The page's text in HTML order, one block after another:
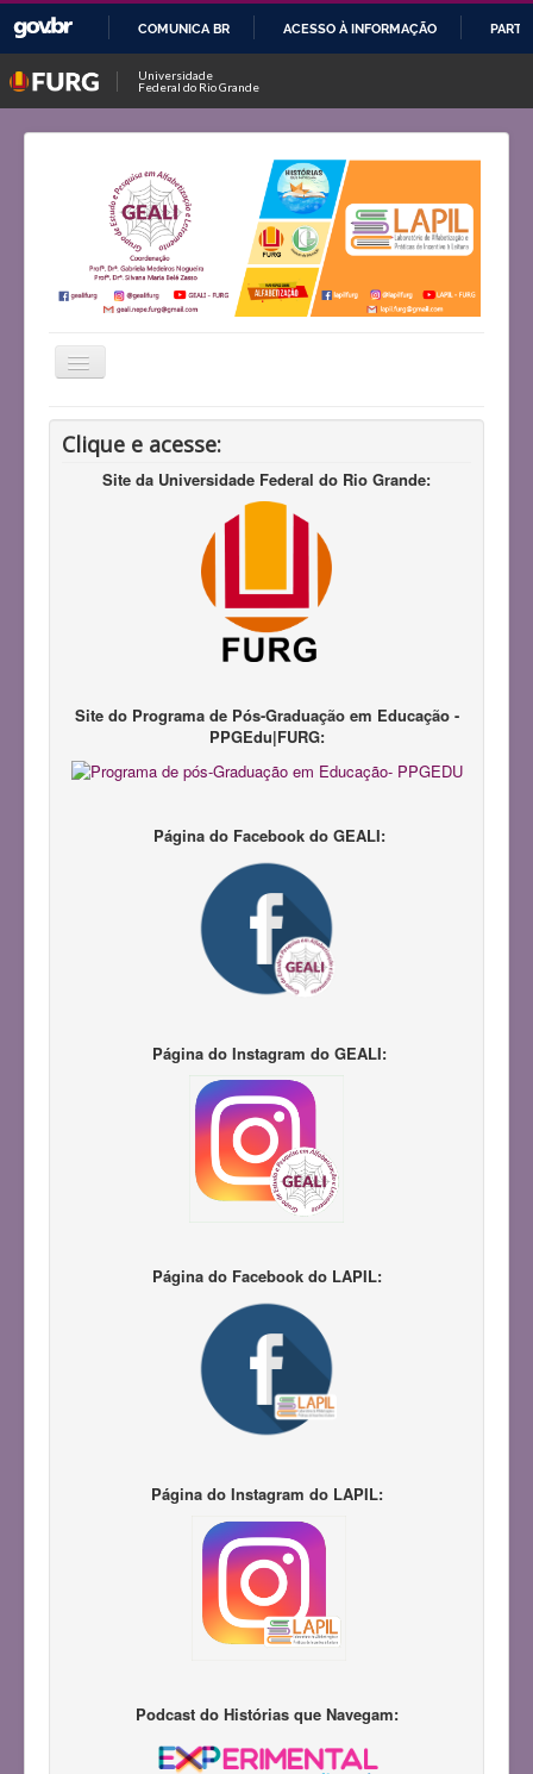
O
CONTEÚDO
COMUNICA BR ACESSO À INFORMAÇÃO
Universidade
Federal do Rio Grande
Alternar
Início
Histórico
Produções Acadêmicas
Participação em Eventos
Pedagogias da Infância
III Congresso do GEALI
Clique e acesse:
Site da Universidade Federal do Rio Grande:
Site do Programa de Pós-Graduação em Educação -
PPGEdu|FURG:
Página do Facebook do GEALI:
Página do Instagram do GEALI:
Página do Facebook do LAPIL:
Página do Instagram do LAPIL:
Podcast do Histórias que Navegam: